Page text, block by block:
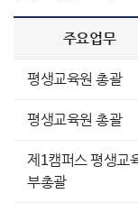
주요업무
평생교육원 총괄
평생교육원 총괄
제1캠퍼스 평생교
부총괄